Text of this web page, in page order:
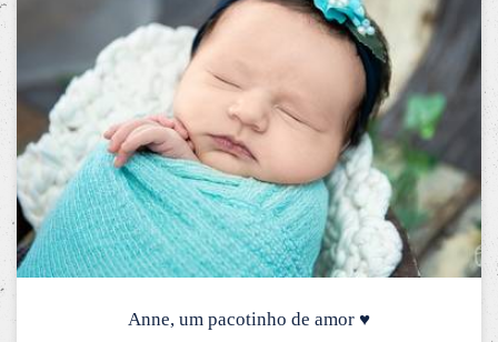
Anne, um pacotinho de amor ♥